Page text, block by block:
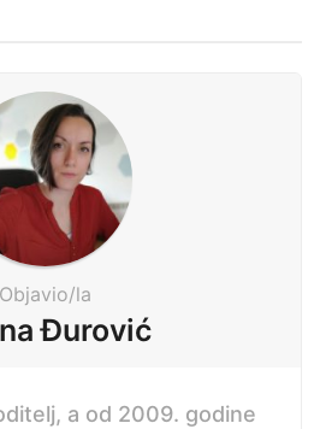
Objavio/la
Đurović
a od 2009. godine